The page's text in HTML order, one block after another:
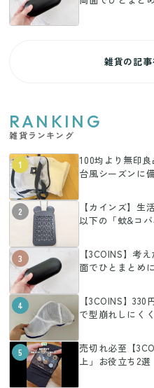
雑貨の記
RANKING
雑貨ランキング
1
100均より無印
台風シーズンに
2
【カインズ】生
以下の「蚊&コ
3
【3COINS】考
面でひとまとめ
4
【3COINS】
で型崩れしにく
5
売切れ必至【
上」お役立ち2選